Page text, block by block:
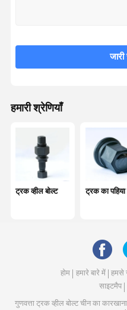
केंद्र असर
पेंच और नट
हार्डवेयर उपकरण
झटका अवशोषक
हमारी श्रेणियाँ
ट्रक व्हील बोल्ट ट्रक का
होम हमारे बारे में हमसे
साइटमैप
गुणवत्ता ट्रक व्हील बोल्टचीन का